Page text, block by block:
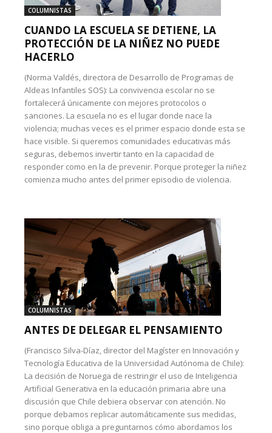
COLUMNISTAS
CUANDO LA ESCUELA SE DETIENE, LA
PROTECCIÓN DE LA NIÑEZ NO PUEDE
HACERLO
(Norma Valdés, directora de Desarrollo de Programas de
Aldeas Infantiles SOS): La convivencia escolar no se
fortalecerá únicamente con mejores protocolos o
sanciones. La escuela no es el lugar donde nace la
violencia; muchas veces es el primer espacio donde esta se
hace visible. Si queremos comunidades educativas más
seguras, debemos invertir tanto en la capacidad de
responder como en la de prevenir. Porque proteger la niñez
comienza mucho antes del primer episodio de violencia.
COLUMNISTAS
ANTES DE DELEGAR EL PENSAMIENTO
(Francisco Silva-Díaz, director del Magíster en Innovación y
Tecnología Educativa de la Universidad Autónoma de Chile):
La decisión de Noruega de restringir el uso de Inteligencia
Artificial Generativa en la educación primaria abre una
discusión que Chile debiera observar con atención. No
porque debamos replicar automáticamente sus medidas,
sino porque obliga a preguntarnos cómo abordamos los